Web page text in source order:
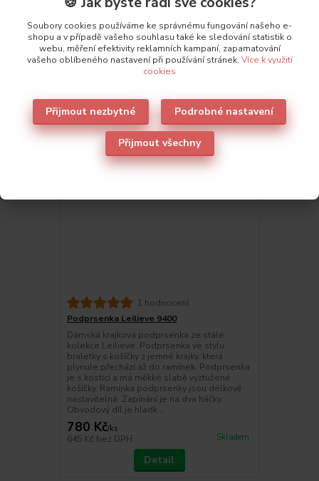
Také doporučujeme 1
1 hodnocení
Podprsenka Leilieve 9400
Dámská krajková podprsenka ze stálé
kolekce Leilieve. Podprsenka ve stylu
braletky s košíčky z jemné krajky, která
plynule přechází až do ramínek. Podprsenka
je s kosticí a má měkké slabě vyztužené
košíčky. Ramínka podprsenky jsou délkově
nastavitelná. Zapínání je na dva háčky.
Obvodový díl je hladk...
780 Kč/ks
645 Kč bez DPH Skladem
Detail
Soubory cookies používáme ke správnému fungování našeho e-
shopu a v případě vašeho souhlasu také ke sledování statistik o
webu, měření efektivity reklamních kampaní, zapamatování
vašeho oblíbeného nastavení při používání stránek. Více k využití
cookies
Přijmout nezbytné Podrobné nastavení
Přijmout všechny